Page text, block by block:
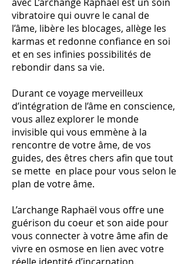
vibratoire qui ouvre le canal de
l’âme, libère les blocages, allège les
karmas et redonne confiance en soi
et en ses infinies possibilités de
rebondir dans sa vie.
Durant ce voyage merveilleux
d’intégration de l’âme en conscience,
vous allez explorer le monde
invisible qui vous emmène à la
rencontre de votre âme, de vos
guides, des êtres chers afin que tout
se mette en place pour vous selon le
plan de votre âme.
L’archange Raphaël vous offre une
guérison du coeur et son aide pour
vous connecter à votre âme afin de
vivre en osmose en lien avec votre